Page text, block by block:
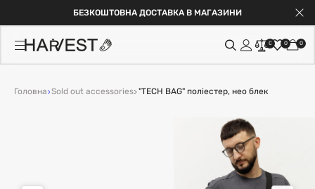
БЕЗКОШТОВНА ДОСТАВКА В МАГАЗИНИ
0 0 0
Головна Sold out accessories "TECH BAG" поліестер, нео блек